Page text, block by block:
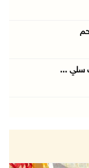
سلي ...
قل ...